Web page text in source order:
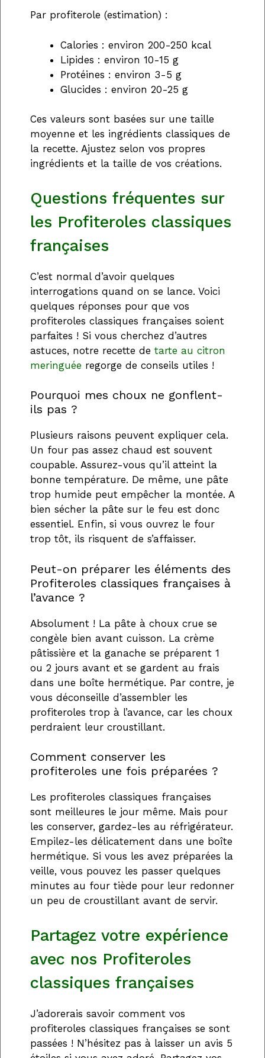
Par profiterole (estimation) :
Calories : environ 200-250 kcal
Lipides : environ 10-15 g
Protéines : environ 3-5 g
Glucides : environ 20-25 g
Ces valeurs sont basées sur une taille
moyenne et les ingrédients classiques de
la recette. Ajustez selon vos propres
ingrédients et la taille de vos créations.
Questions fréquentes sur
les Profiteroles classiques
françaises
C’est normal d’avoir quelques
interrogations quand on se lance. Voici
quelques réponses pour que vos
profiteroles classiques françaises soient
parfaites ! Si vous cherchez d’autres
astuces, notre recette de tarte au citron
meringuée regorge de conseils utiles !
Pourquoi mes choux ne gonflent-
ils pas ?
Plusieurs raisons peuvent expliquer cela.
Un four pas assez chaud est souvent
coupable. Assurez-vous qu’il atteint la
bonne température. De même, une pâte
trop humide peut empêcher la montée. A
bien sécher la pâte sur le feu est donc
essentiel. Enfin, si vous ouvrez le four
trop tôt, ils risquent de s’affaisser.
Peut-on préparer les éléments des
Profiteroles classiques françaises à
l’avance ?
Absolument ! La pâte à choux crue se
congèle bien avant cuisson. La crème
pâtissière et la ganache se préparent 1
ou 2 jours avant et se gardent au frais
dans une boîte hermétique. Par contre, je
vous déconseille d’assembler les
profiteroles trop à l’avance, car les choux
perdraient leur croustillant.
Comment conserver les
profiteroles une fois préparées ?
Les profiteroles classiques françaises
sont meilleures le jour même. Mais pour
les conserver, gardez-les au réfrigérateur.
Empilez-les délicatement dans une boîte
hermétique. Si vous les avez préparées la
veille, vous pouvez les passer quelques
minutes au four tiède pour leur redonner
un peu de croustillant avant de servir.
Partagez votre expérience
avec nos Profiteroles
classiques françaises
J’adorerais savoir comment vos
profiteroles classiques françaises se sont
passées ! N’hésitez pas à laisser un avis 5